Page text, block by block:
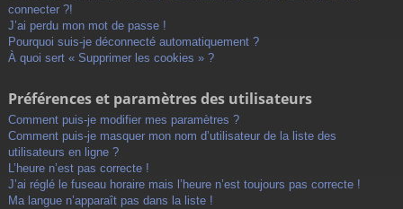
connecter ?!
J’ai perdu mon mot de passe !
Pourquoi suis-je déconnecté automatiquement ?
À quoi sert « Supprimer les cookies » ?
Préférences et paramètres des utilisateurs
Comment puis-je modifier mes paramètres ?
Comment puis-je masquer mon nom d’utilisateur de la liste des
utilisateurs en ligne ?
L’heure n’est pas correcte !
J’ai réglé le fuseau horaire mais l’heure n’est toujours pas correcte !
Ma langue n’apparaît pas dans la liste !